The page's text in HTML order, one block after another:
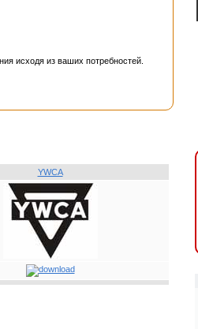
исходя из ваших потребностей.
YWCA